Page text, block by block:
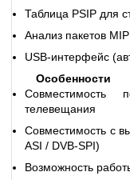
Таблица PSIP для
Анализ пакетов
USB-интерфейс
Особенности
Совместимость
телевещания
Совместимость с
ASI / DVB-SPI)
Возможность